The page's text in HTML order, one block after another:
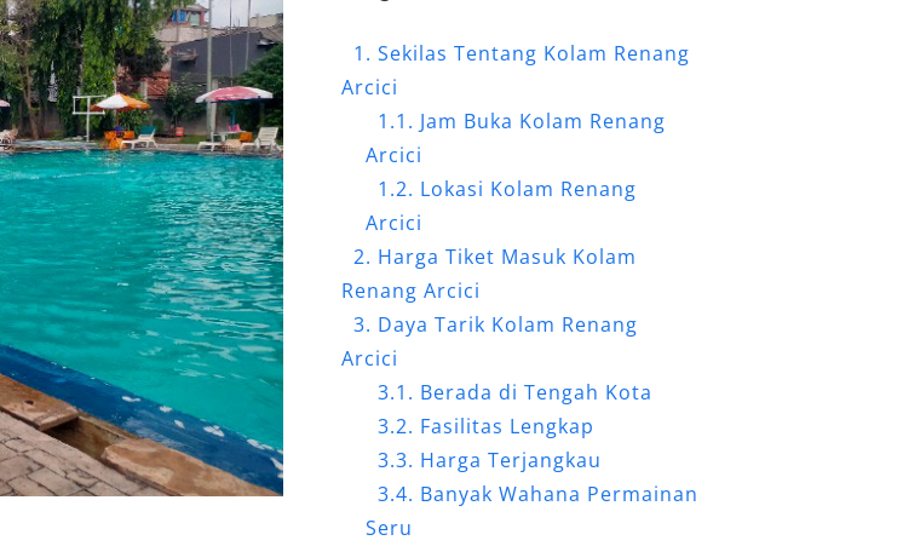
Sekilas Tentang Kolam Renang
Arcici
Jam Buka Kolam Renang
Arcici
Lokasi Kolam Renang
Arcici
Harga Tiket Masuk Kolam
Renang Arcici
Daya Tarik Kolam Renang
Arcici
Berada di Tengah Kota
Fasilitas Lengkap
Harga Terjangkau
Banyak Wahana Permainan
Seru